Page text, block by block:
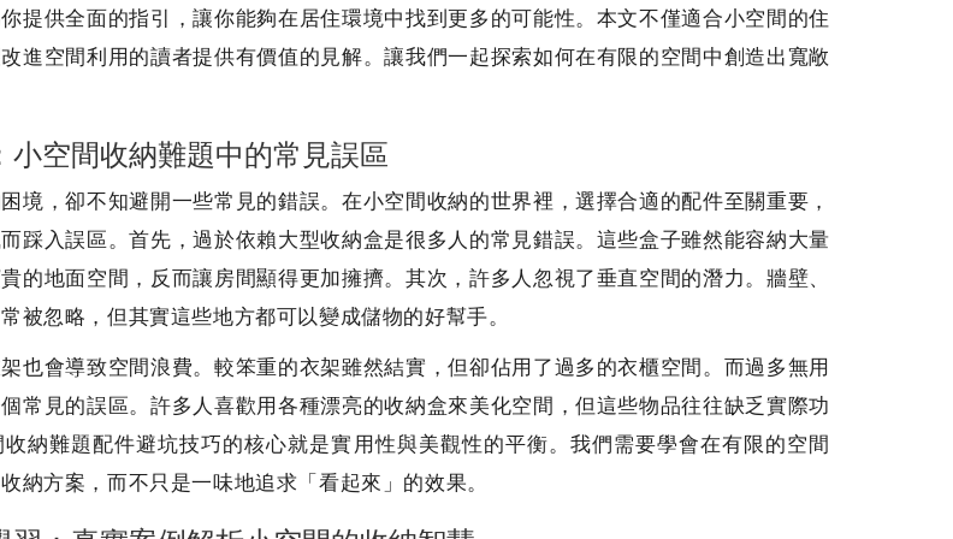
提供全面的指引，讓你能夠在居住環境中找到更多的可能性。本文不僅適合小空間的住
進空間利用的讀者提供有價值的見解。讓我們一起探索如何在有限的空間中創造出寬敞
小空間收納難題中的常見誤區
境，卻不知避開一些常見的錯誤。在小空間收納的世界裡，選擇合適的配件至關重要，
踩入誤區。首先，過於依賴大型收納盒是很多人的常見錯誤。這些盒子雖然能容納大量
的地面空間，反而讓房間顯得更加擁擠。其次，許多人忽視了垂直空間的潛力。牆壁、
被忽略，但其實這些地方都可以變成儲物的好幫手。
也會導致空間浪費。較笨重的衣架雖然結實，但卻佔用了過多的衣櫃空間。而過多無用
常見的誤區。許多人喜歡用各種漂亮的收納盒來美化空間，但這些物品往往缺乏實際功
納難題配件避坑技巧的核心就是實用性與美觀性的平衡。我們需要學會在有限的空間
納方案，而不只是一味地追求「看起來」的效果。